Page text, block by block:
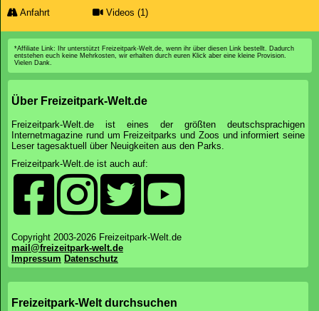
Anfahrt Videos (1)
*Affiliate Link: Ihr unterstützt Freizeitpark-Welt.de, wenn ihr über diesen Link bestellt. Dadurch
entstehen euch keine Mehrkosten, wir erhalten durch euren Klick aber eine kleine Provision.
Vielen Dank.
Über Freizeitpark-Welt.de
Freizeitpark-Welt.de ist eines der größten deutschsprachigen
Internetmagazine rund um Freizeitparks und Zoos und informiert seine
Leser tagesaktuell über Neuigkeiten aus den Parks.
Freizeitpark-Welt.de ist auch auf:
Copyright 2003-2026 Freizeitpark-Welt.de
mail@freizeitpark-welt.de
Impressum Datenschutz
Freizeitpark-Welt durchsuchen